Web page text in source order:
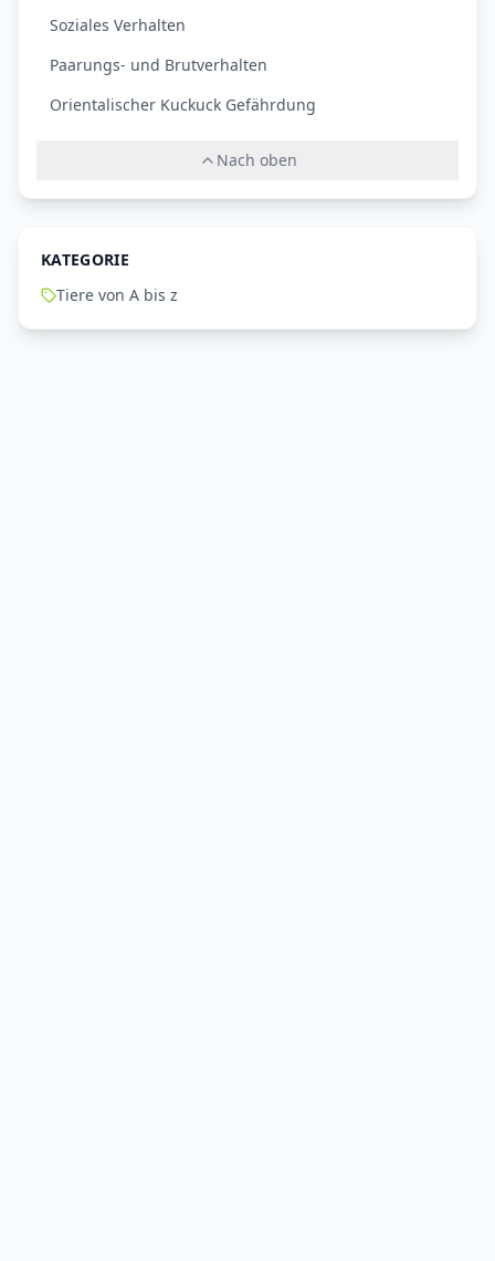
Soziales Verhalten
Paarungs- und Brutverhalten
Orientalischer Kuckuck Gefährdung
Nach oben
KATEGORIE
Tiere von A bis z